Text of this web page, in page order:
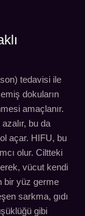
tedavisi ile
dokuların
amaçlanır.
bu da
açar. HIFU, bu
olur. Ciltteki
vücut kendi
bir yüz germe
sarkma, gıdı
gibi